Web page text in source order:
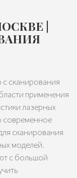
|
сканирования
применения
лазерных
современное
сканирования
моделей.
с большой